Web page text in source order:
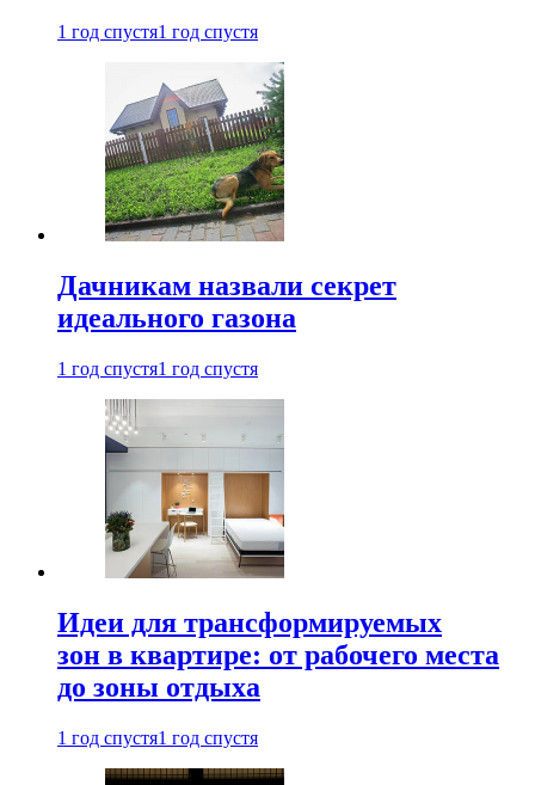
1 год спустя1 год спустя
Дачникам назвали секрет
идеального газона
1 год спустя1 год спустя
Идеи для трансформируемых
зон в квартире: от рабочего места
до зоны отдыха
1 год спустя1 год спустя